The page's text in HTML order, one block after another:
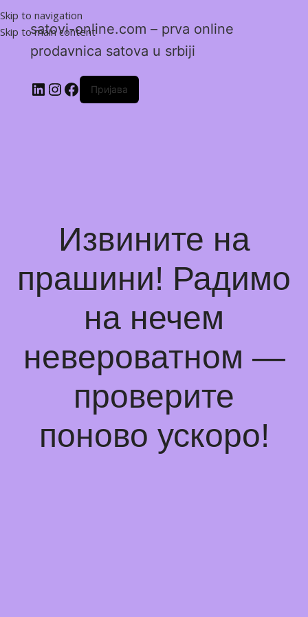
Skip to navigation
Skip to main content
satovi-online.com – prva online
prodavnica satova u srbiji
Пријава
Извините на
прашини! Радимо
на нечем
невероватном —
проверите
поново ускоро!